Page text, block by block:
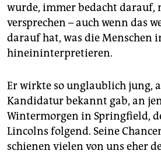
wurde, immer bedacht darauf,
versprechen – auch wenn das
darauf hat, was die Menschen
hineininterpretieren.
Er wirkte so unglaublich jung,
Kandidatur bekannt gab, an
Wintermorgen in Springfield,
Lincolns folgend. Seine
schienen vielen von uns eher